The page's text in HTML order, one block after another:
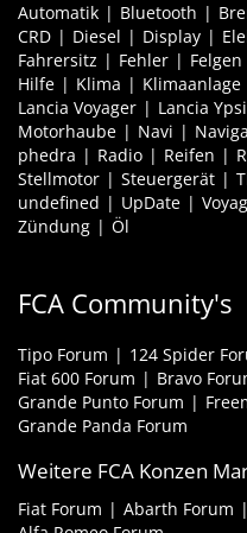
Automatik Bluetooth
CRD
Diesel Display
Fahrersitz
Fehler Felgen
Hilfe
Klima Klimaanlage
Lancia Voyager
Lancia
Motorhaube
Navi
phedra
Radio Reifen
Stellmotor
Steuergerät
undefined
UpDate
Zündung
Öl
FCA Community's
Tipo Forum 124 Spider
Fiat 600 Forum
Bravo
Grande Punto Forum
Grande Panda Forum
Weitere FCA Konzen
Fiat Forum Abarth Forum